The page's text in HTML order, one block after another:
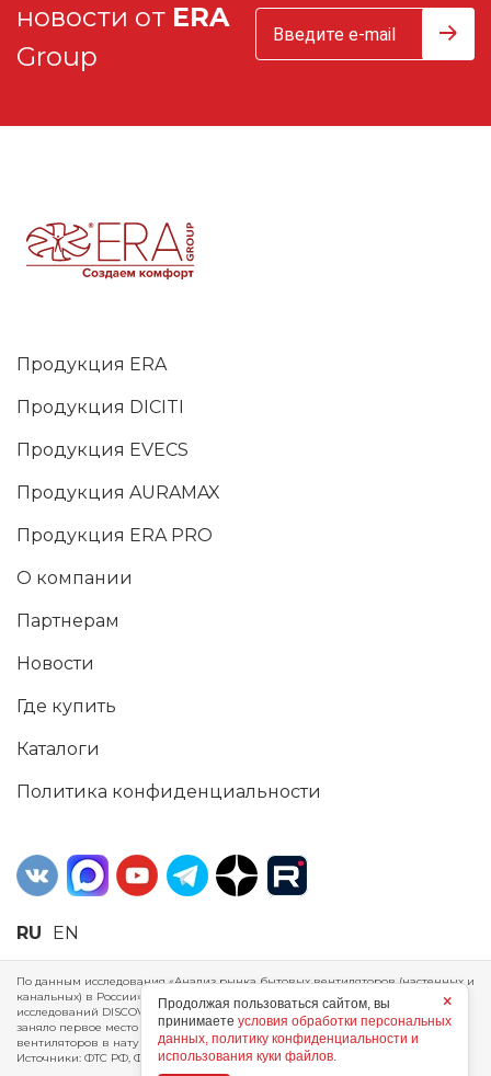
новости от ERA
Group
Продукция ERA
Продукция DICITI
Продукция EVECS
Продукция AURAMAX
Продукция ERA PRO
О компании
Партнерам
Новости
Где купить
Каталоги
Политика конфиденциальности
RU EN
По данным исследования «Анализ рынка бытовых вентиляторов (настенных и
канальных) в России», проведенного Агентством маркетинговых
исследований DISCOVERY RESEARCH Group, 2025 г. ERA Group (ООО «ЭРА»)
заняло первое место по производству, объему продаж и экспорту бытовых
вентиляторов в натуральном и стоимостном выражении за 2024 год.
Источники: ФТС РФ, ФСГС РФ, исследования DISCOVERY RESEARCH Group.
×
Продолжая пользоваться сайтом, вы
принимаете условия обработки персональных
данных, политику конфиденциальности и
использования куки файлов.